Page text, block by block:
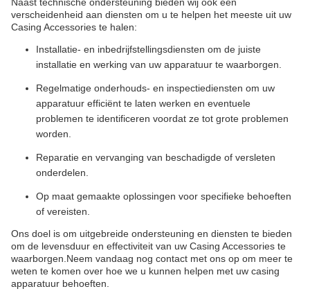
verscheidenheid aan diensten om u te helpen het meeste uit uw
Casing Accessories te halen:
Installatie- en inbedrijfstellingsdiensten om de juiste
installatie en werking van uw apparatuur te waarborgen.
Regelmatige onderhouds- en inspectiediensten om uw
apparatuur efficiënt te laten werken en eventuele
problemen te identificeren voordat ze tot grote problemen
worden.
Reparatie en vervanging van beschadigde of versleten
onderdelen.
Op maat gemaakte oplossingen voor specifieke behoeften
of vereisten.
Ons doel is om uitgebreide ondersteuning en diensten te bieden
om de levensduur en effectiviteit van uw Casing Accessories te
waarborgen.Neem vandaag nog contact met ons op om meer te
weten te komen over hoe we u kunnen helpen met uw casing
apparatuur behoeften.